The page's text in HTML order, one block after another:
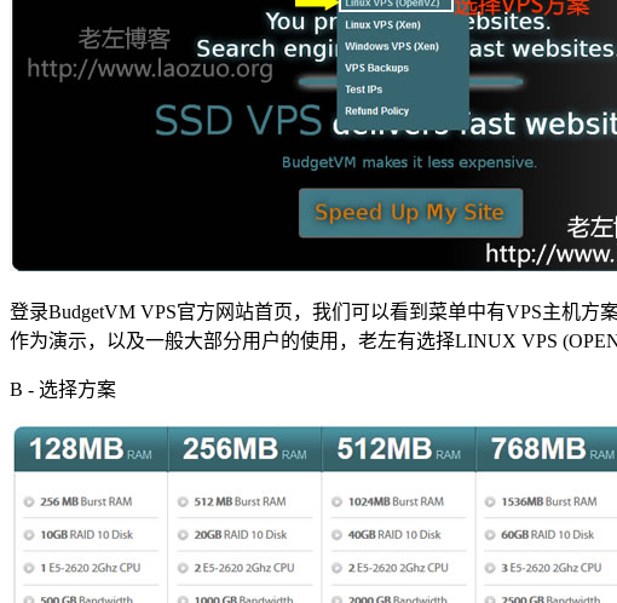
登录BudgetVM VPS官方网站首页，我们可以看到菜单中有VPS主机
作为演示，以及一般大部分用户的使用，老左有选择LINUX VPS
B - 选择方案